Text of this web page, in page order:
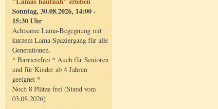
Sonntag, 30.08.2026, 14:00 -
15:30 Uhr
Achtsame Lama-Begegnung mit
kurzem Lama-Spaziergang für alle
Generationen.
* Barrierefrei * Auch für Senioren
und für Kinder ab 4 Jahren
geeignet *
Noch 8 Plätze frei (Stand vom
03.08.2026)